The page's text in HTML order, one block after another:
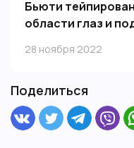
Бьюти
области глаз и
снятия гипертонуса
процедур.
28 ноября 2022
Поделиться